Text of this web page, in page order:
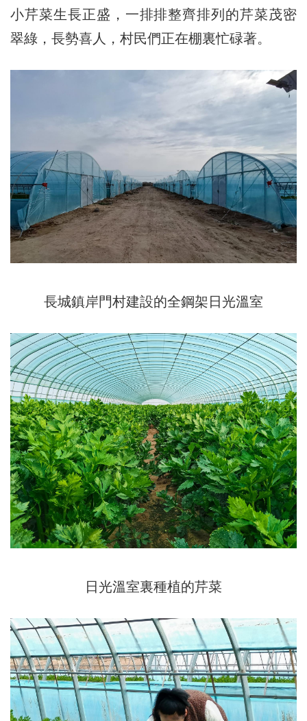
小芹菜生長正盛，一排排整齊排列的芹菜茂密
翠綠，長勢喜人，村民們正在棚裏忙碌著。
長城鎮岸門村建設的全鋼架日光溫室
日光溫室裏種植的芹菜